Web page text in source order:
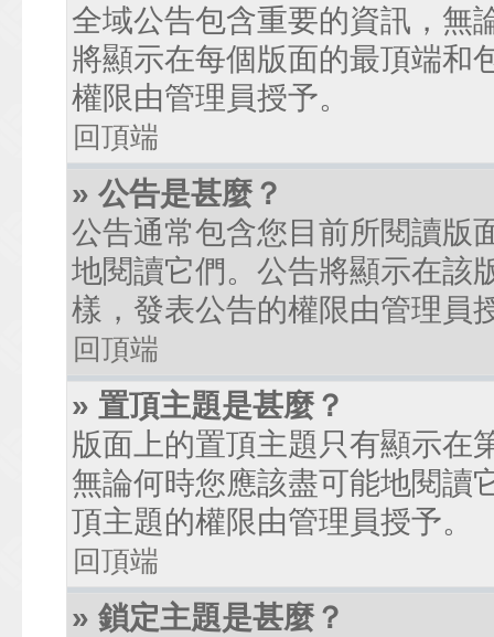
全域公告包含重要的資訊，無
將顯示在每個版面的最頂端和
權限由管理員授予。
回頂端
» 公告是甚麼？
公告通常包含您目前所閱讀版
地閱讀它們。公告將顯示在該
樣，發表公告的權限由管理員
回頂端
» 置頂主題是甚麼？
版面上的置頂主題只有顯示在
無論何時您應該盡可能地閱讀
頂主題的權限由管理員授予。
回頂端
» 鎖定主題是甚麼？